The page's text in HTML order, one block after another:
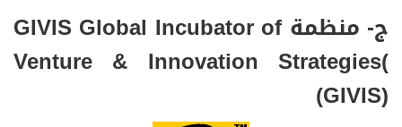
ج- منظمة GIVIS Global Incubator of
Venture & Innovation Strategies(
(GIVIS)